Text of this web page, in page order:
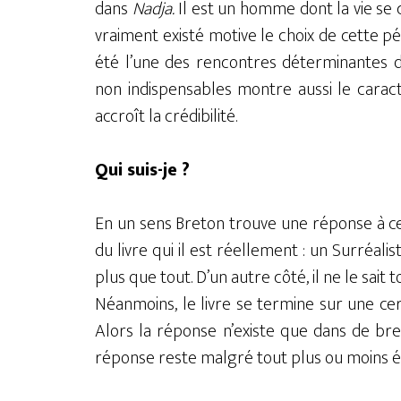
dans Nadja.Il est un homme dont la vie
vraiment existé motive le choix de cette
été l’une des rencontres déterminantes
non indispensables montre aussi le
accroît la crédibilité.
Qui suis-je ?
En un sens Breton trouve une réponse à
du livre qui il est réellement : un
plus que tout. D’un autre côté, il ne le sait
Néanmoins, le livre se termine sur une
Alors la réponse n’existe que dans de
réponse reste malgré tout plus ou moins